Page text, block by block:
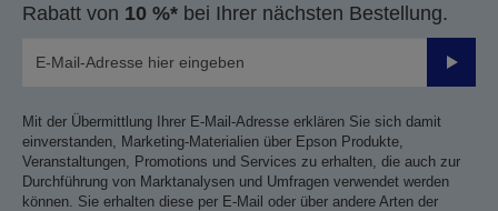
Rabatt von 10 %* bei Ihrer nächsten Bestellung.
Mit der Übermittlung Ihrer E-Mail-Adresse erklären Sie sich damit
einverstanden, Marketing-Materialien über Epson Produkte,
Veranstaltungen, Promotions und Services zu erhalten, die auch zur
Durchführung von Marktanalysen und Umfragen verwendet werden
können. Sie erhalten diese per E-Mail oder über andere Arten der